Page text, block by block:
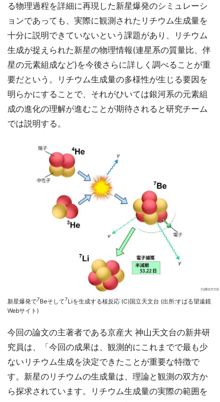
る物理過程を詳細に再現した新星爆発のシミュレーシ
ョンであっても、実際に観測されたリチウム生成量を
十分に説明できていないという課題があり、リチウム
生成が捉えられた新星の物理情報(連星系の質量比、伴
星の元素組成など)を今後さらに詳しく調べることが重
要だという。リチウム生成量の多様性が生じる要因を
明らかにすることで、それがひいては銀河系の元素組
成の進化の理解が進むことが期待されると研究チーム
では説明する。
新星爆発で7Beそして7Liを生成する核反応 (C)国立天文台 (出所:すばる望遠鏡
Webサイト)
今回の論文の主著者である京産大 神山天文台の新井研
究員は、「今回の成果は、観測的にこれまでで最も少
ないリチウム生成を決定できたことが重要な特徴で
す。新星のリチウムの生成量は、理論と観測の双方か
ら探求されています。リチウム生成量の実際の範囲を